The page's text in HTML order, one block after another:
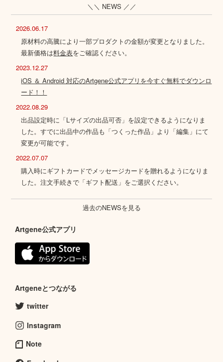
＼＼ NEWS ／／
2026.06.17
原材料の高騰により一部プロダクトの金額が変更となりました。
最新価格は料金表をご確認ください。
2023.12.27
iOS ＆ Android 対応のArtgene公式アプリを今すぐ無料でダウンロ
ード！！
2022.08.29
出品設定時に「Lサイズの出品可否」を設定できるようになりま
した。すでに出品中の作品も「つくった作品」より「編集」にて
変更が可能です。
2022.07.07
購入時にギフトカードでメッセージカードを贈れるようになりま
した。注文手続きで「ギフト配送」をご選択ください。
過去のNEWSを見る
Artgene公式アプリ
Artgeneとつながる
twitter
Instagram
Note